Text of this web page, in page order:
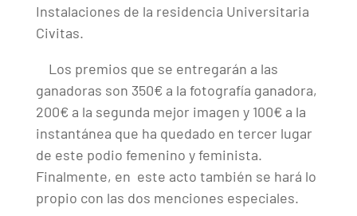
Instalaciones de la residencia Universitaria
Civitas.
Los premios que se entregarán a las
ganadoras son 350€ a la fotografía ganadora,
200€ a la segunda mejor imagen y 100€ a la
instantánea que ha quedado en tercer lugar
de este podio femenino y feminista.
Finalmente, en este acto también se hará lo
propio con las dos menciones especiales.